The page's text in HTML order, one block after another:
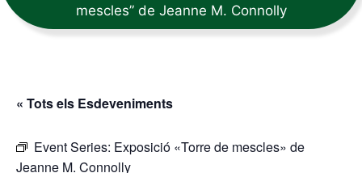
mescles” de Jeanne M. Connolly
« Tots els Esdeveniments
Event Series: Exposició «Torre de mescles» de
Jeanne M. Connolly